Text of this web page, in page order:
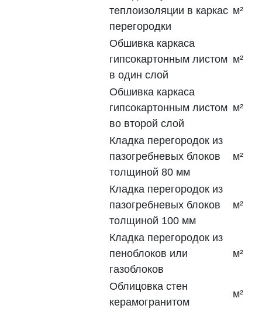
теплоизоляции в каркас
перегородки
м²
Обшивка каркаса
гипсокартонным листом
в один слой
м²
Обшивка каркаса
гипсокартонным листом
во второй слой
м²
Кладка перегородок из
пазогребневых блоков
толщиной 80 мм
м²
Кладка перегородок из
пазогребневых блоков
толщиной 100 мм
м²
Кладка перегородок из
пеноблоков или
газоблоков
м²
Облицовка стен
керамогранитом
м²